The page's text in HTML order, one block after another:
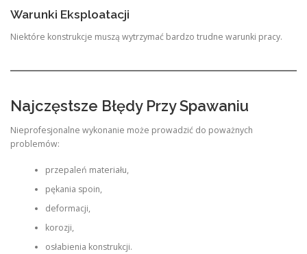
Warunki Eksploatacji
Niektóre konstrukcje muszą wytrzymać bardzo trudne warunki pracy.
Najczęstsze Błędy Przy Spawaniu
Nieprofesjonalne wykonanie może prowadzić do poważnych
problemów:
przepaleń materiału,
pękania spoin,
deformacji,
korozji,
osłabienia konstrukcji.